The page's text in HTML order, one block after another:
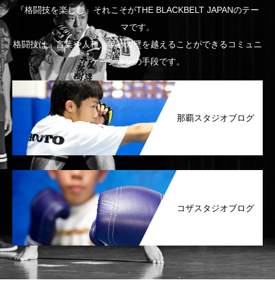
『格闘技を楽しむ』それこそがTHE BLACKBELT JAPANのテー
マです。
格闘技は、言葉や人種、年齢の壁を越えることができるコミュニ
ケーションの手段です。
那覇スタジオブログ
コザスタジオブログ